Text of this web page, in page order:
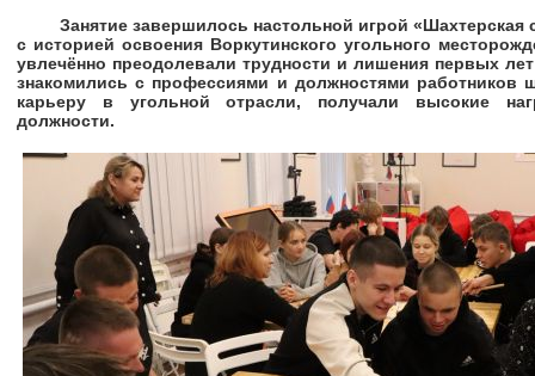
Занятие завершилось настольной игрой «Шахтерская
с историей освоения Воркутинского угольного
увлечённо преодолевали трудности и лишения первых
знакомились с профессиями и должностями
карьеру в угольной отрасли, получали высокие
должности.